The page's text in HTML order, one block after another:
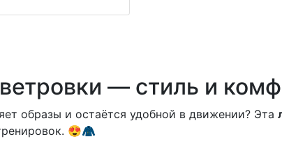
— стиль и
образы и остаётся удобной в движении? Эта
😍🧥